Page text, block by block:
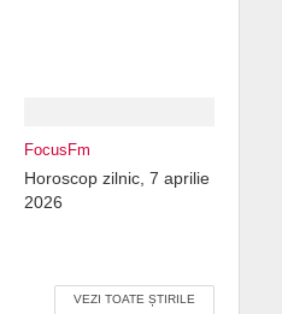
FocusFm
Horoscop zilnic, 7 aprilie
2026
VEZI TOATE ȘTIRILE